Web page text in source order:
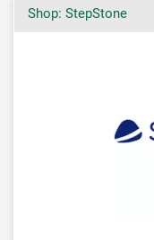
Shop: StepStone